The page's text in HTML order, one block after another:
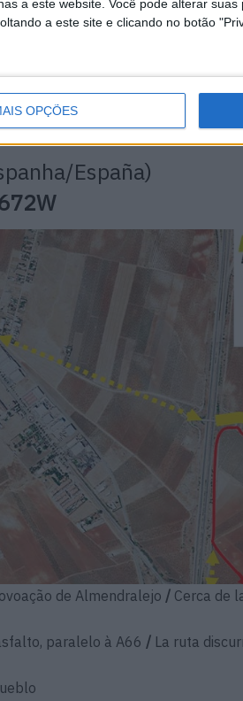
a este website. Você pode alterar
a este site e clicando no botão
OPÇÕES
(hora portuguesa, menos uma que
España)
de Almendralejo / Cerca de
paralelo à A66 / La ruta